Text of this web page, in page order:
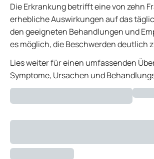
Die Erkrankung betrifft eine von zehn
erhebliche Auswirkungen auf das
den geeigneten Behandlungen und
es möglich, die Beschwerden deutlich
Lies weiter für einen umfassenden
Symptome, Ursachen und